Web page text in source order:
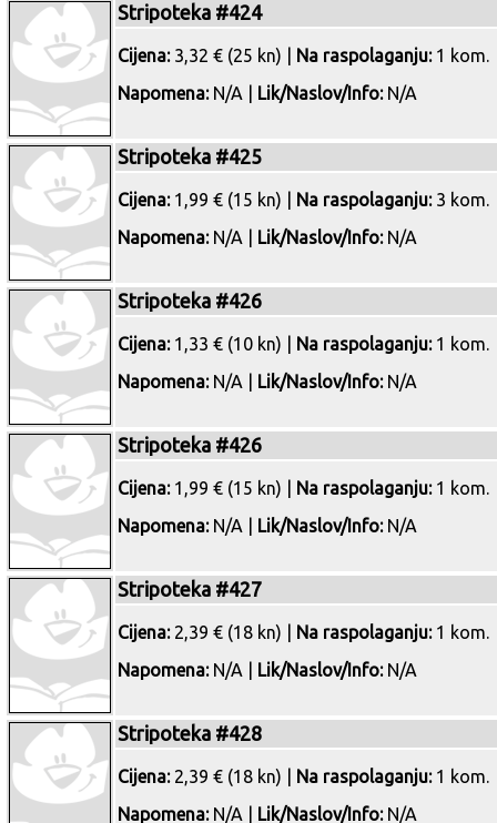
Stripoteka #424
Cijena:3,32 € (25 kn) | Na raspolaganju:1 kom.
Napomena:N/A | Lik/Naslov/Info:N/A
Stripoteka #425
Cijena:1,99 € (15 kn) | Na raspolaganju:3 kom.
Napomena:N/A | Lik/Naslov/Info:N/A
Stripoteka #426
Cijena:1,33 € (10 kn) | Na raspolaganju:1 kom.
Napomena:N/A | Lik/Naslov/Info:N/A
Stripoteka #426
Cijena:1,99 € (15 kn) | Na raspolaganju:1 kom.
Napomena:N/A | Lik/Naslov/Info:N/A
Stripoteka #427
Cijena:2,39 € (18 kn) | Na raspolaganju:1 kom.
Napomena:N/A | Lik/Naslov/Info:N/A
Stripoteka #428
Cijena:2,39 € (18 kn) | Na raspolaganju:1 kom.
Napomena:N/A | Lik/Naslov/Info:N/A